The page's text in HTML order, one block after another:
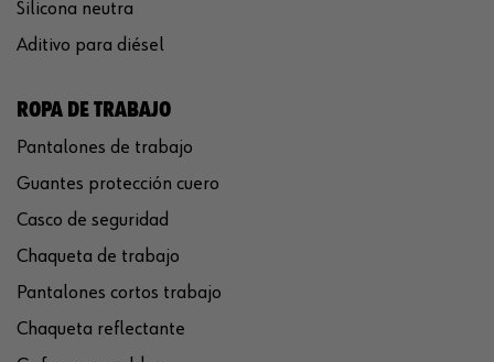
Silicona neutra
Aditivo para diésel
ROPA DE TRABAJO
Pantalones de trabajo
Guantes protección cuero
Casco de seguridad
Chaqueta de trabajo
Pantalones cortos trabajo
Chaqueta reflectante